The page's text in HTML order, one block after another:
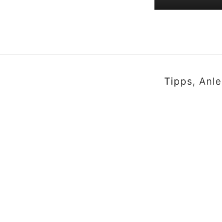
Tipps,